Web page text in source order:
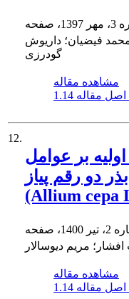
فیضیان؛ داریوش
گودرزی
مشاهده مقاله
اصل مقاله
12.
بر عوامل
دو رقم پیاز
(Allium cepa
مریم دیوسالار
مشاهده مقاله
اصل مقاله